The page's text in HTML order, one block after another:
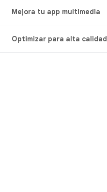
Mejora tu app multimedia
Optimizar para alta calidad